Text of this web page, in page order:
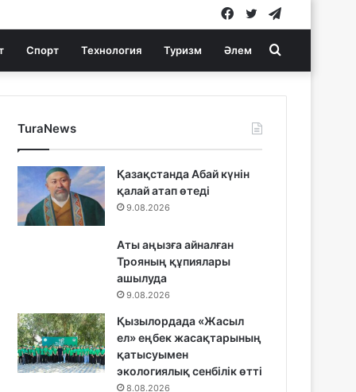
Twitter
Facebook
Спорт Технология Туризм Әлем Search
for
TuraNews
Қазақстанда Абай күнін
қалай атап өтеді
9.08.2026
Аты аңызға айналған
Трояның құпиялары
ашылуда
9.08.2026
Қызылордада «Жасыл
ел» еңбек жасақтарының
қатысуымен
экологиялық сенбілік өтті
8.08.2026